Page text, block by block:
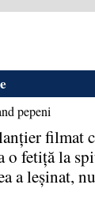
filmat
o fetiţă la
a leşinat,